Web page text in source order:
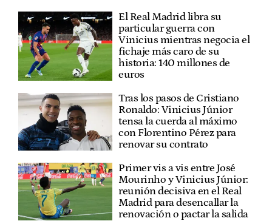
El Real Madrid libra su
particular guerra con
Vinicius mientras negocia el
fichaje más caro de su
historia: 140 millones de
euros
Tras los pasos de Cristiano
Ronaldo: Vinicius Júnior
tensa la cuerda al máximo
con Florentino Pérez para
renovar su contrato
Primer vis a vis entre José
Mourinho y Vinicius Júnior:
reunión decisiva en el Real
Madrid para desencallar la
renovación o pactar la salida